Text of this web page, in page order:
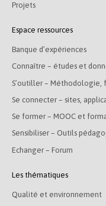
Projets
Espace ressources
Banque d’expériences
Connaître – études et
S’outiller – Méthodologie,
Se connecter – sites,
Se former – MOOC et
Sensibiliser – Outils
Echanger – Forum
Les thématiques
Qualité et environnement